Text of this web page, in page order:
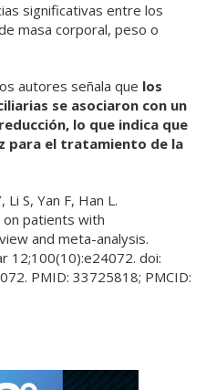
significativas entre los
masa corporal, peso o
autores señala que los
se asociaron con un
lo que indica que
para el tratamiento de la
S, Yan F, Han L.
patients with
and meta-analysis.
12;100(10):e24072. doi:
PMID: 33725818; PMCID: